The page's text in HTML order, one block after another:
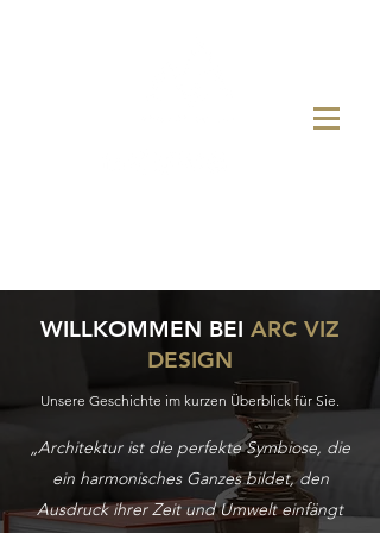
„Architektur ist die perfekte Symbiose, die
ein harmonisches Ganzes bildet, den
Ausdruck ihrer Zeit und Umwelt einfängt
WILLKOMMEN BEI ARC VIZ
DESIGN
Unsere Geschichte im kurzen Überblick für Sie.